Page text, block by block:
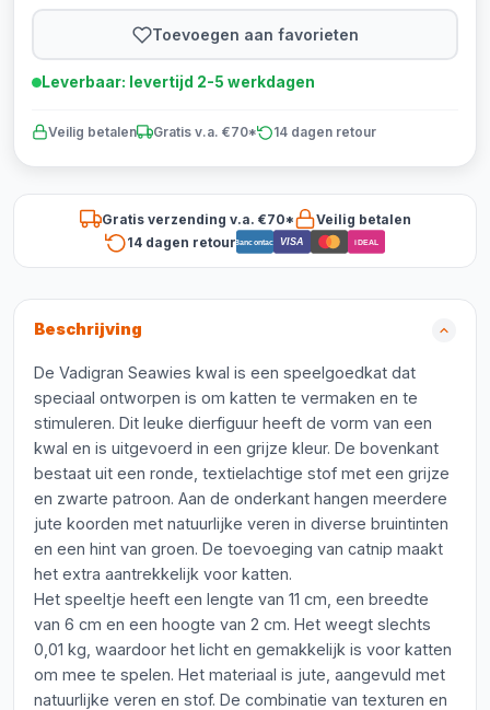
Toevoegen aan favorieten
Leverbaar: levertijd 2-5 werkdagen
Veilig betalen Gratis v.a. €70* 14 dagen retour
Gratis verzending v.a. €70*
Veilig betalen
14 dagen retourBancontact VISA iDEAL
Beschrijving
De Vadigran Seawies kwal is een speelgoedkat dat
speciaal ontworpen is om katten te vermaken en te
stimuleren. Dit leuke dierfiguur heeft de vorm van een
kwal en is uitgevoerd in een grijze kleur. De bovenkant
bestaat uit een ronde, textielachtige stof met een grijze
en zwarte patroon. Aan de onderkant hangen meerdere
jute koorden met natuurlijke veren in diverse bruintinten
en een hint van groen. De toevoeging van catnip maakt
het extra aantrekkelijk voor katten.
Het speeltje heeft een lengte van 11 cm, een breedte
van 6 cm en een hoogte van 2 cm. Het weegt slechts
0,01 kg, waardoor het licht en gemakkelijk is voor katten
om mee te spelen. Het materiaal is jute, aangevuld met
natuurlijke veren en stof. De combinatie van texturen en